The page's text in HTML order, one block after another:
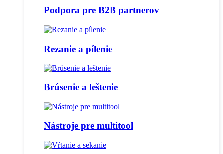
Podpora pre B2B partnerov
Rezanie a pílenie
Brúsenie a leštenie
Nástroje pre multitool